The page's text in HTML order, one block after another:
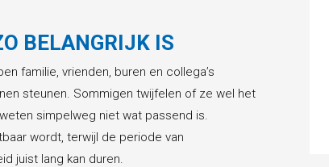
BELANGRIJK IS
familie, vrienden, buren en collega’s
steunen. Sommigen twijfelen of ze wel het
simpelweg niet wat passend is.
wordt, terwijl de periode van
juist lang kan duren.